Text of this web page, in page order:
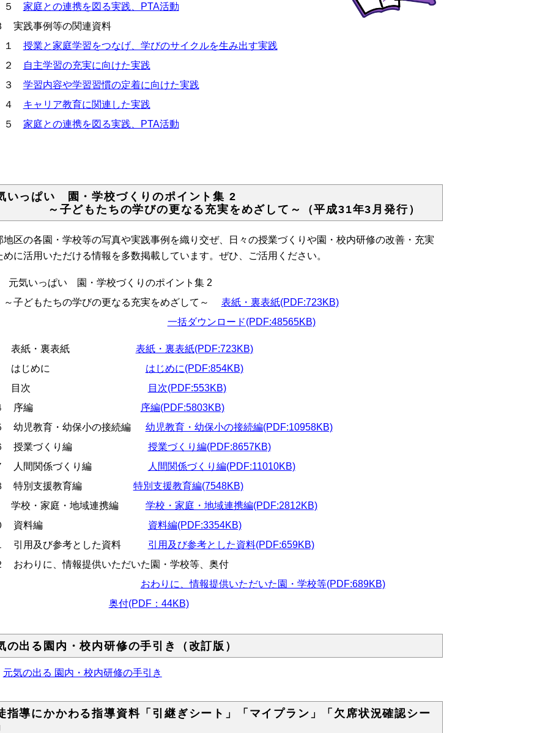
家庭との連携を図る実践、PTA活動
実践事例等の関連資料
授業と家庭学習をつなげ、学びのサイクルを生み出す実践
自主学習の充実に向けた実践
学習内容や学習習慣の定着に向けた実践
キャリア教育に関連した実践
家庭との連携を図る実践、PTA活動
気いっぱい 園・学校づくりのポイント集 2
子どもたちの学びの更なる充実をめざして～（平成31年3月発行）
地区の各園・学校等の写真や実践事例を織り交ぜ、日々の授業づくりや園・校内研修の改善・充実
めに活用いただける情報を多数掲載しています。ぜひ、ご活用ください。
いっぱい 園・学校づくりのポイント集 2
どもたちの学びの更なる充実をめざして～ 表紙・裏表紙(PDF:723KB)
一括ダウンロード(PDF:48565KB)
表紙・裏表紙 表紙・裏表紙(PDF:723KB)
はじめに はじめに(PDF:854KB)
目次
目次(PDF:553KB)
序編
序編(PDF:5803KB)
幼児教育・幼保小の接続編 幼児教育・幼保小の接続編(PDF:10958KB)
授業づくり編 授業づくり編(PDF:8657KB)
人間関係づくり編
人間関係づくり編(PDF:11010KB)
特別支援教育編 特別支援教育編(7548KB)
学校・家庭・地域連携編 学校・家庭・地域連携編(PDF:2812KB)
０ 資料編 資料編(PDF:3354KB)
引用及び参考とした資料 引用及び参考とした資料(PDF:659KB)
おわりに、情報提供いただいた園・学校等、奥付
おわりに、情報提供いただいた園・学校等(PDF:689KB)
奥付(PDF：44KB)
の出る園内・校内研修の手引き（改訂版）
元気の出る 園内・校内研修の手引き
指導にかかわる指導資料「引継ぎシート」「マイプラン」「欠席状況確認シー